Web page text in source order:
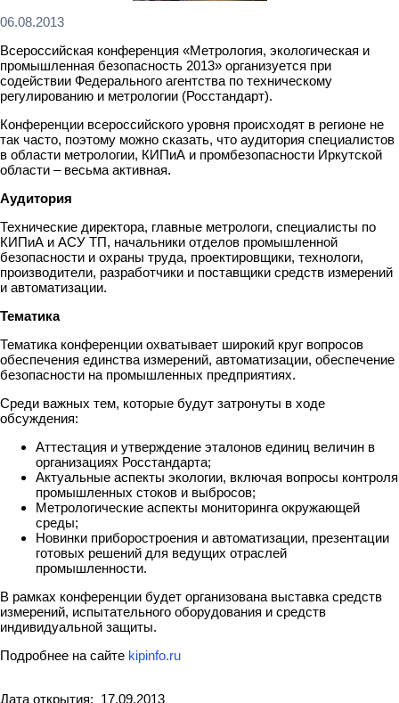
06.08.2013
Всероссийская конференция «Метрология, экологическая и
промышленная безопасность 2013» организуется при
содействии Федерального агентства по техническому
регулированию и метрологии (Росстандарт).
Конференции всероссийского уровня происходят в регионе не
так часто, поэтому можно сказать, что аудитория специалистов
в области метрологии, КИПиА и промбезопасности Иркутской
области – весьма активная.
Аудитория
Технические директора, главные метрологи, специалисты по
КИПиА и АСУ ТП, начальники отделов промышленной
безопасности и охраны труда, проектировщики, технологи,
производители, разработчики и поставщики средств измерений
и автоматизации.
Тематика
Тематика конференции охватывает широкий круг вопросов
обеспечения единства измерений, автоматизации, обеспечение
безопасности на промышленных предприятиях.
Среди важных тем, которые будут затронуты в ходе
обсуждения:
Аттестация и утверждение эталонов единиц величин в
организациях Росстандарта;
Актуальные аспекты экологии, включая вопросы контроля
промышленных стоков и выбросов;
Метрологические аспекты мониторинга окружающей
среды;
Новинки приборостроения и автоматизации, презентации
готовых решений для ведущих отраслей
промышленности.
В рамках конференции будет организована выставка средств
измерений, испытательного оборудования и средств
индивидуальной защиты.
Подробнее на сайте kipinfo.ru
Дата открытия: 17.09.2013